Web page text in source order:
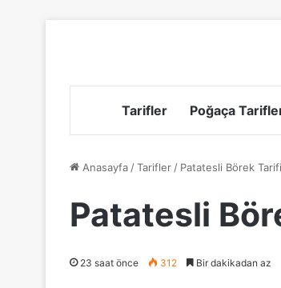
Tarifler Poğaça
Anasayfa /Tarifler / Patatesli Börek Tarifi
Patatesli
23 saat önce 312 Bir dakikadan az